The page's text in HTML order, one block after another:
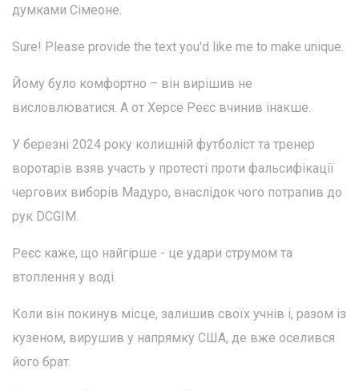
думками Сімеоне.
Sure! Please provide the text you'd like me to make unique.
Йому було комфортно – він вирішив не
висловлюватися. А от Херсе Реєс вчинив інакше.
У березні 2024 року колишній футболіст та тренер
воротарів взяв участь у протесті проти фальсифікації
чергових виборів Мадуро, внаслідок чого потрапив до
рук DCGIM.
Реєс каже, що найгірше - це удари струмом та
втоплення у воді.
Коли він покинув місце, залишив своїх учнів і, разом із
кузеном, вирушив у напрямку США, де вже оселився
його брат.